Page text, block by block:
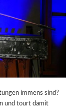
immens sind?
und tourt damit